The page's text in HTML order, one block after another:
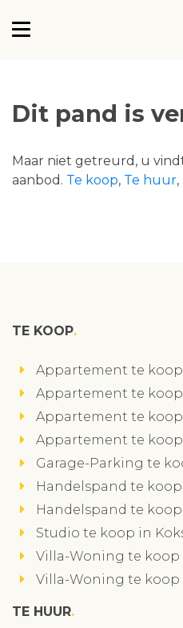
Dit pand is
Maar niet getreurd, u
aanbod. Te koop, Te huur,
TE KOOP
Appartement te
Appartement te
Appartement te
Appartement te
Garage-Parking te
Handelspand te
Handelspand te
Studio te koop in
Villa-Woning te koop
Villa-Woning te
TE HUUR